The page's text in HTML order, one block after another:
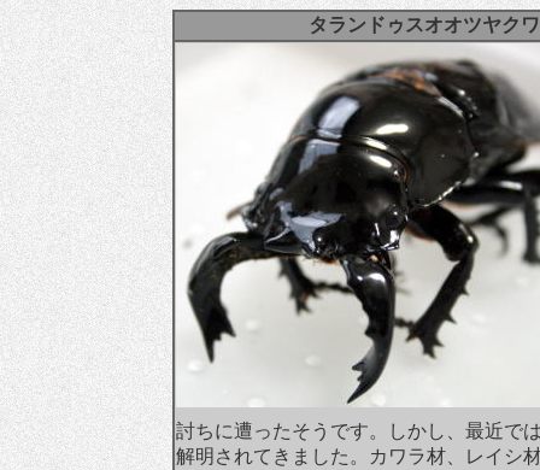
タランドゥスオオツヤク
討ちに遭ったそうです。しかし、最近で
解明されてきました。カワラ材、レイシ